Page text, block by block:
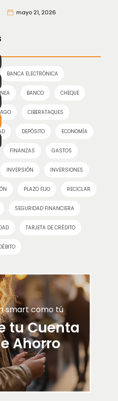
mayo 21, 2026
BANCA ELECTRÓNICA
BANCO CHEQUE
CIBERATAQUES
DEPÓSITO ECONOMÍA
FINANZAS GASTOS
INVERSIÓN INVERSIONES
PLAZO FIJO RECICLAR
SEGURIDAD FINANCIERA
TARJETA DE CRÉDITO
smart como tú
tu Cuenta
Ahorro